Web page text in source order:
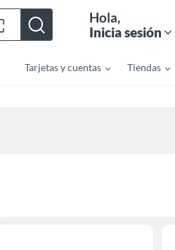
Hola,
Inicia sesión
Tarjetas y cuentas Tiendas